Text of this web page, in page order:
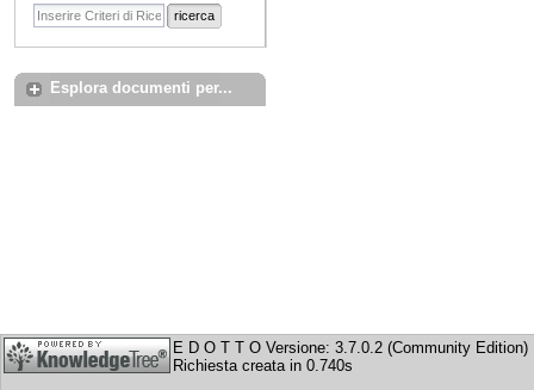
ricerca
Esplora documenti per...
E D O T T O Versione: 3.7.0.2 (Community Edition)
Richiesta creata in 0.740s